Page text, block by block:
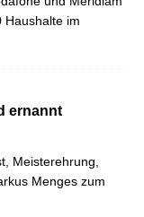
Haushalte im
ernannt
Meisterehrung,
Menges zum